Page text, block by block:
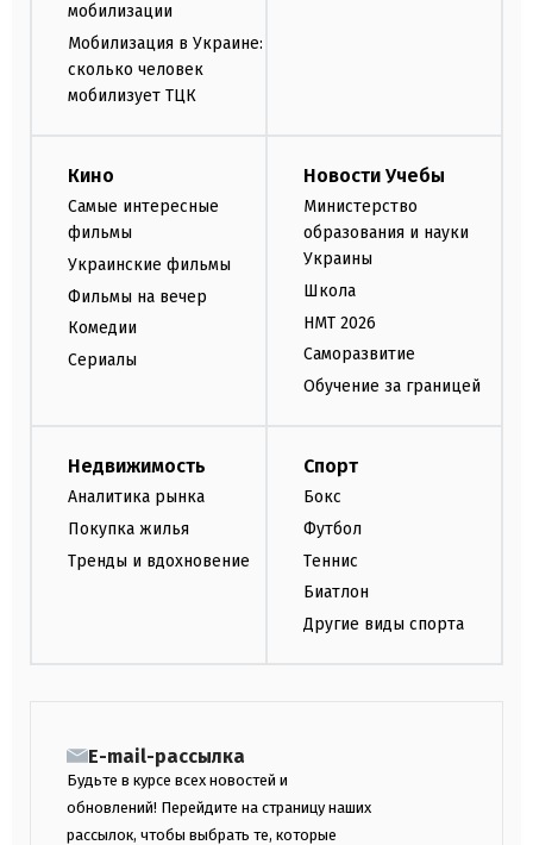
мобилизации
Мобилизация в Украине:
сколько человек
мобилизует ТЦК
Кино
Самые интересные
фильмы
Украинские фильмы
Фильмы на вечер
Комедии
Сериалы
Новости Учебы
Министерство
образования и науки
Украины
Школа
НМТ 2026
Саморазвитие
Обучение за границей
Недвижимость
Аналитика рынка
Покупка жилья
Тренды и вдохновение
Спорт
Бокс
Футбол
Теннис
Биатлон
Другие виды спорта
E-mail-рассылка
Будьте в курсе всех новостей и
обновлений! Перейдите на страницу наших
рассылок, чтобы выбрать те, которые